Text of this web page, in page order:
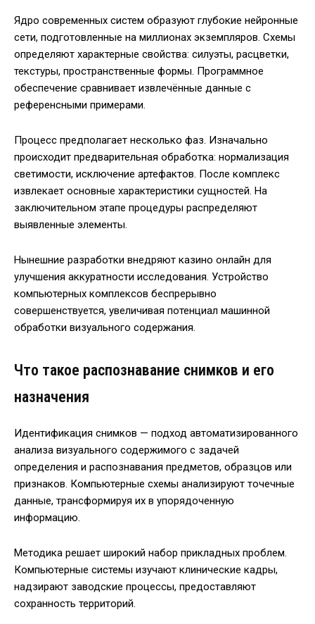
Ядро современных систем образуют глубокие нейронные
сети, подготовленные на миллионах экземпляров. Схемы
определяют характерные свойства: силуэты, расцветки,
текстуры, пространственные формы. Программное
обеспечение сравнивает извлечённые данные с
референсными примерами.
Процесс предполагает несколько фаз. Изначально
происходит предварительная обработка: нормализация
светимости, исключение артефактов. После комплекс
извлекает основные характеристики сущностей. На
заключительном этапе процедуры распределяют
выявленные элементы.
Нынешние разработки внедряют казино онлайн для
улучшения аккуратности исследования. Устройство
компьютерных комплексов беспрерывно
совершенствуется, увеличивая потенциал машинной
обработки визуального содержания.
Что такое распознавание снимков и его
назначения
Идентификация снимков — подход автоматизированного
анализа визуального содержимого с задачей
определения и распознавания предметов, образцов или
признаков. Компьютерные схемы анализируют точечные
данные, трансформируя их в упорядоченную
информацию.
Методика решает широкий набор прикладных проблем.
Компьютерные системы изучают клинические кадры,
надзирают заводские процессы, предоставляют
сохранность территорий.